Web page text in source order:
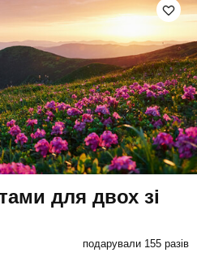
для двох зі
подарували 155 разів